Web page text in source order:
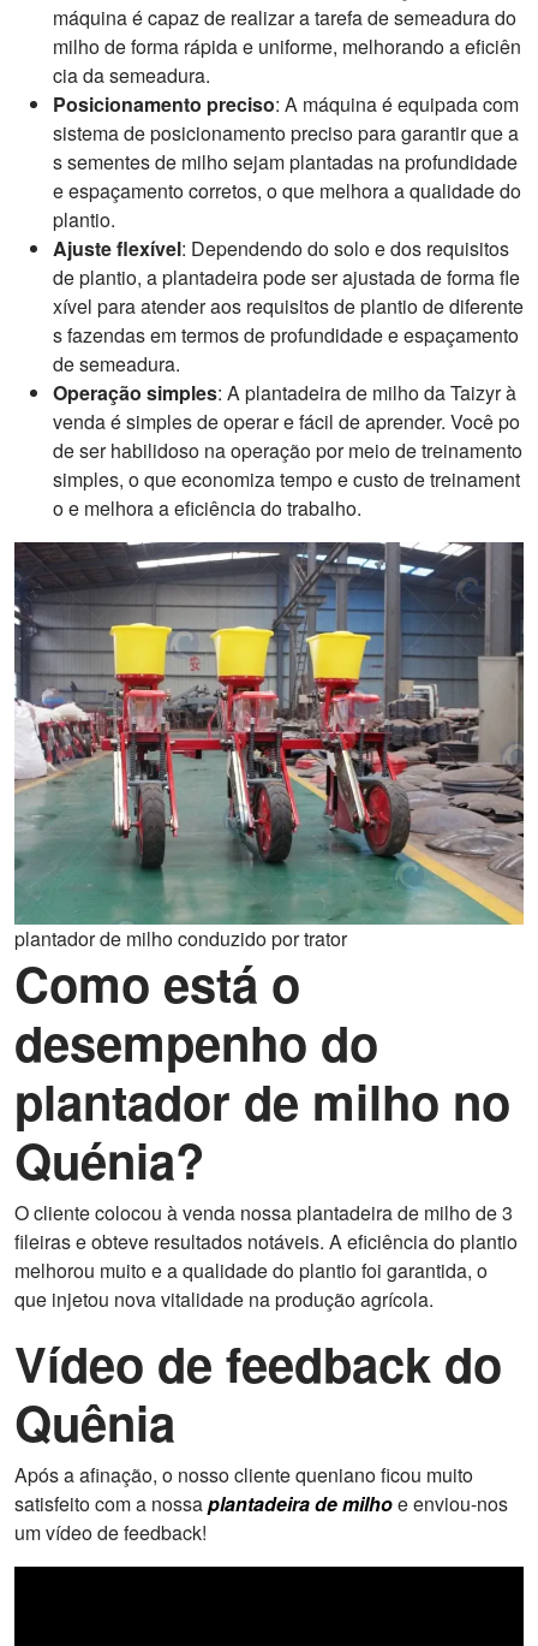
máquina é capaz de realizar a tarefa de semeadura do
milho de forma rápida e uniforme, melhorando a eficiên
cia da semeadura.
Posicionamento preciso: A máquina é equipada com
sistema de posicionamento preciso para garantir que a
s sementes de milho sejam plantadas na profundidade
e espaçamento corretos, o que melhora a qualidade do
plantio.
Ajuste flexível: Dependendo do solo e dos requisitos
de plantio, a plantadeira pode ser ajustada de forma fle
xível para atender aos requisitos de plantio de diferente
s fazendas em termos de profundidade e espaçamento
de semeadura.
Operação simples: A plantadeira de milho da Taizyr à
venda é simples de operar e fácil de aprender. Você po
de ser habilidoso na operação por meio de treinamento
simples, o que economiza tempo e custo de treinament
o e melhora a eficiência do trabalho.
plantador de milho conduzido por trator
Como está o
desempenho do
plantador de milho no
Quénia?
O cliente colocou à venda nossa plantadeira de milho de 3
fileiras e obteve resultados notáveis. A eficiência do plantio
melhorou muito e a qualidade do plantio foi garantida, o
que injetou nova vitalidade na produção agrícola.
Vídeo de feedback do
Quênia
Após a afinação, o nosso cliente queniano ficou muito
satisfeito com a nossaplantadeira de milhoe enviou-nos
um vídeo de feedback!